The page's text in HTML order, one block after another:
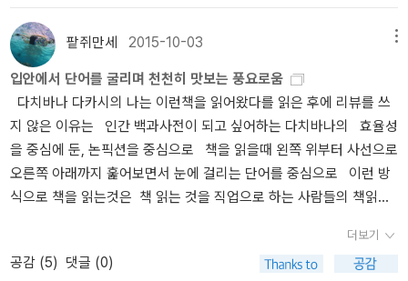
2015년, 레드브레스트 2016년, 네메시스 2016년, 데빌스 스타 201
6년, 미드나잇 선 2017년...에 각각 읽고 페이퍼를 썼더라.
네??????????????????????????????????????????기억이 1도
안나... 1도...... 1도............................독서란 무엇이며 글쓰기란 무엇
인가. 인생이란 무엇인가...어제 순대에 와인을 먹고 내가 구운 스콘도
좀 먹고 잤더니 아침에 일어나서 배가 고프질 않았다. 그럼 그냥 출근
하고 출근하다 배고프면 밥 사먹고 들어가자! 하다가 회사 근처에 도
착해서 콩나물 국밥을 사먹었다. 윽 맛있다. 먹으면서 전자책으로 정
해서 읽기를 멈춘 책이었는데, 오늘 읽으면서 역시나 또 불편했다. 며
칠전에 읽었던 아리의 [결혼에도 휴가가 필요해서], 도 읽다가 어느
처음에 이름조차 생소했던 요나스 요나손, 프레데릭 베크만, 헤닝 망
켈 등을 그렇게 만났다. 현재 읽고 있는 스티그 라르손의 『여자를 증
오한 남자들』 역시 그러하다. 앞으로 다비드 라게르크란츠을 만나게
될 테지만. 아직 밀레니엄 1권이고, 4권까지 읽으려면 가야할 길이 멀
다. 그렇다고, 형사 해리 홀레 시리즈를 어떻게 욕심내지 않을 수 있을
까. 11 권까지 시리즈 전작이 모두 번역되기를 기대한다.
—————주1. 책 제목 (발표년도)(출판사, 출간년도) 형식에 따름.
어서 레오를 사랑했었고, '안나'가 되어서 세상의 혹독함을 느끼기도
했다. 나는 그런 소설이 좋다. 그런 소설을 내가 '좋아한다'고 말할 수
있다. 반면 흥미롭게 훅훅 넘어가고 재미있고 시간가는 줄 모르게 읽
긴 했지만, 소설속에 등장하는 그 누구도 되어볼 수 없다면, 그 소설을
내가 '좋아한다'고 말하긴 어렵다. 그게 내가 이승우를 좋아하는 이유
고, 천명관과 장강명의 소설을 재미있게 읽었지만 '좋아하지 않는
다'고 말할 수밖에 없는 이유다. 재미없는 소설들도 아주 많은데 그와
중에 재미있게 쓴다는 건 큰 장점이지만, 나는 그 작품이 '고발성'과
'재미'를 갖고 있다고 해서 그 이유로 좋아할 순 없다. 나는 더한 무엇
있게 쓰는 작가다. 게다가 어떻게 하면 독자들이 더 재미있게 느낄지
를 알고있는 작가다. 곳곳에 복선을 배치하는 건 독자를 끌어들이기
팥쥐만세 2015-10-03
입안에서 단어를 굴리며 천천히 맛보는 풍요로움
다치바나 다카시의 나는 이런책을 읽어왔다를 읽은 후에 리뷰를 쓰
지 않은 이유는 인간 백과사전이 되고 싶어하는 다치바나의 효율성
을 중심에 둔, 논픽션을 중심으로 책을 읽을때 왼쪽 위부터 사선으로
오른쪽 아래까지 훑어보면서 눈에 걸리는 단어를 중심으로 이런 방
식으로 책을 읽는것은 책 읽는 것을 직업으로 하는 사람들의 책읽기
는 그런 방식의 책읽기를 선호한다고 말할수도 있지만 다치바나의
말투는 백과사전의 되고 싶은 자신의 욕망을 나에게도 강요하는듯이
더보기
공감 (5) 댓글 (0)